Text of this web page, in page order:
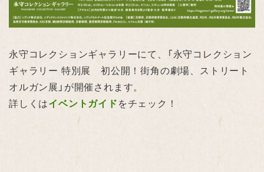
永守コレクションギャラリーにて、「永守コレクション
ギャラリー 特別展 初公開！街角の劇場、ストリート
オルガン展」が開催されます。
詳しくはイベントガイドをチェック！